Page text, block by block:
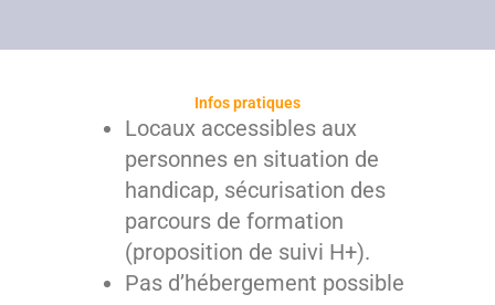
Infos pratiques
Locaux accessibles aux
personnes en situation de
handicap, sécurisation des
parcours de formation
(proposition de suivi H+).
Pas d’hébergement possible